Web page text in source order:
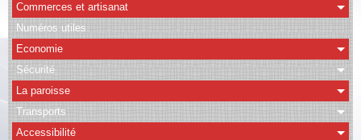
Contact
Commerces et artisanat
Numéros utiles
Economie
Sécurité
La paroisse
Transports
Accessibilité